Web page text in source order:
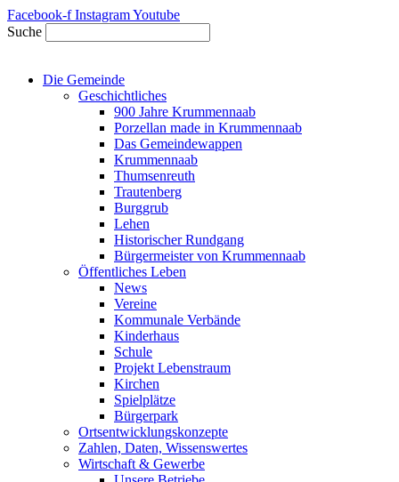
Zum
Inhalt
springen
Facebook-f InstagramYoutube
Suche
Die Gemeinde
Geschichtliches
900 Jahre Krummennaab
Porzellan made in Krummennaab
Das Gemeindewappen
Krummennaab
Thumsenreuth
Trautenberg
Burggrub
Lehen
Historischer Rundgang
Bürgermeister von Krummennaab
Öffentliches Leben
News
Vereine
Kommunale Verbände
Kinderhaus
Schule
Projekt Lebenstraum
Kirchen
Spielplätze
Bürgerpark
Ortsentwicklungskonzepte
Zahlen, Daten, Wissenswertes
Wirtschaft & Gewerbe